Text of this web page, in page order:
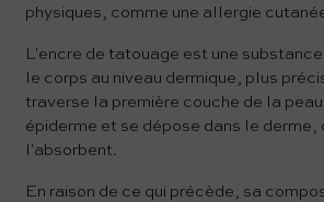
physiques, comme une allergie
L'encre de tatouage est une
le corps au niveau dermique, plus
traverse la première couche de la
épiderme et se dépose dans le
l'absorbent.
En raison de ce qui précède, sa